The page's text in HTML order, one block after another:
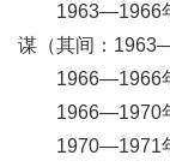
1963—1966年
谋（其间：
1966—1966年
1966—1970年
1970—1971年